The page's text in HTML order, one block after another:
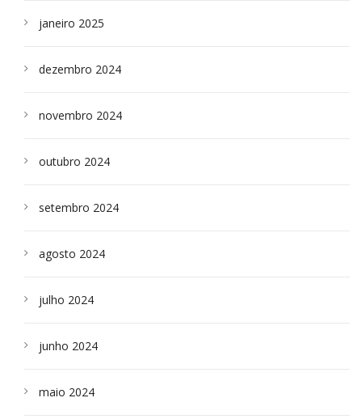
janeiro 2025
dezembro 2024
novembro 2024
outubro 2024
setembro 2024
agosto 2024
julho 2024
junho 2024
maio 2024